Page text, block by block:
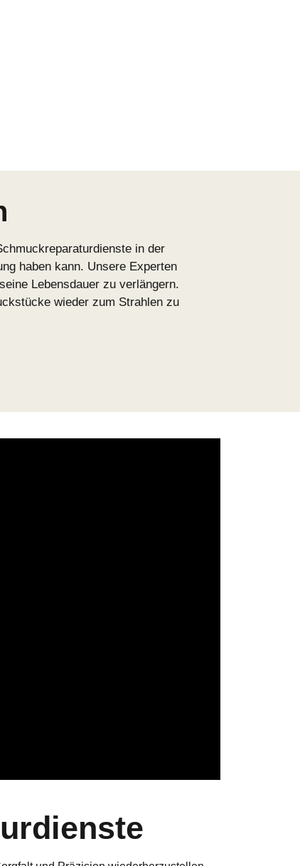
in der
haben kann. Unsere Experten
Lebensdauer zu verlängern.
wieder zum Strahlen zu